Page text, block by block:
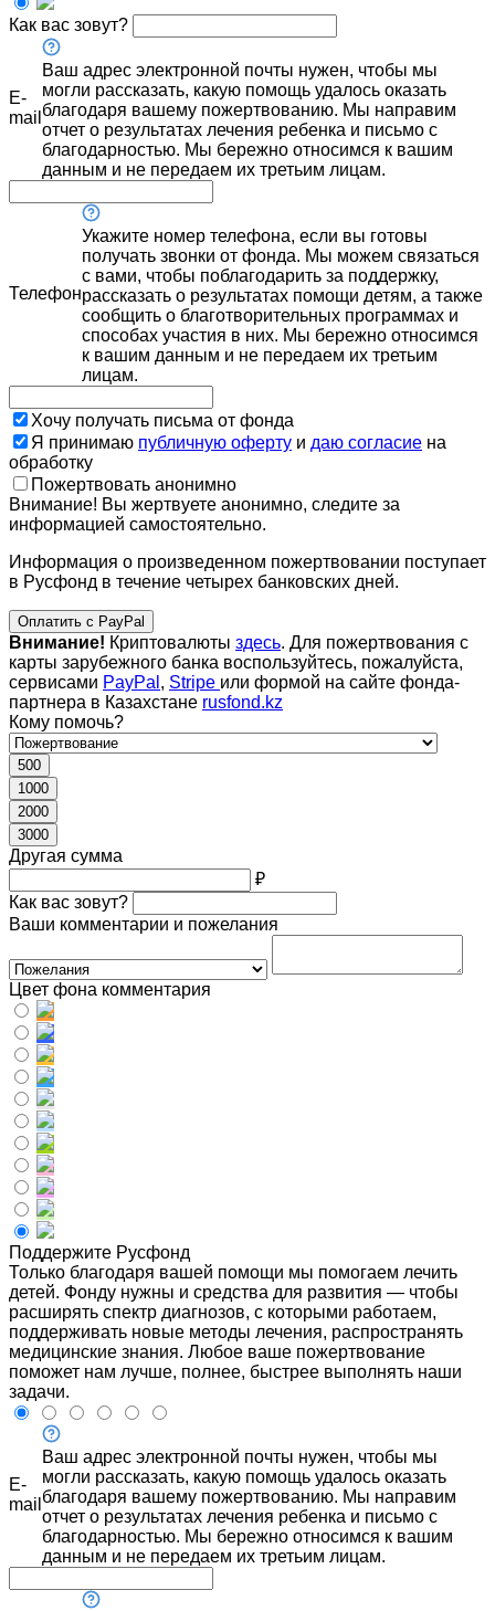
Как вас зовут?
E-
mail
Ваш адрес электронной почты нужен, чтобы мы
могли рассказать, какую помощь удалось оказать
благодаря вашему пожертвованию. Мы направим
отчет о результатах лечения ребенка и письмо с
благодарностью. Мы бережно относимся к вашим
данным и не передаем их третьим лицам.
Телефон
Укажите номер телефона, если вы готовы
получать звонки от фонда. Мы можем связаться
с вами, чтобы поблагодарить за поддержку,
рассказать о результатах помощи детям, а также
сообщить о благотворительных программах и
способах участия в них. Мы бережно относимся
к вашим данным и не передаем их третьим
лицам.
Хочу получать письма от фонда
Я принимаю публичную оферту и даю согласие на
обработку
Пожертвовать анонимно
Внимание! Вы жертвуете анонимно, следите за
информацией самостоятельно.
Информация о произведенном пожертвовании поступает
в Русфонд в течение четырех банковских дней.
Оплатить с PayPal
Внимание! Криптовалюты здесь. Для пожертвования с
карты зарубежного банка воспользуйтесь, пожалуйста,
сервисами PayPal , Stripe или формой на сайте фонда-
партнера в Казахстане rusfond.kz
Кому помочь?
500
1000
2000
3000
Другая сумма
₽
Как вас зовут?
Ваши комментарии и пожелания
Цвет фона комментария
Поддержите Русфонд
Только благодаря вашей помощи мы помогаем лечить
детей. Фонду нужны и средства для развития — чтобы
расширять спектр диагнозов, с которыми работаем,
поддерживать новые методы лечения, распространять
медицинские знания. Любое ваше пожертвование
поможет нам лучше, полнее, быстрее выполнять наши
задачи.
E-
mail
Ваш адрес электронной почты нужен, чтобы мы
могли рассказать, какую помощь удалось оказать
благодаря вашему пожертвованию. Мы направим
отчет о результатах лечения ребенка и письмо с
благодарностью. Мы бережно относимся к вашим
данным и не передаем их третьим лицам.